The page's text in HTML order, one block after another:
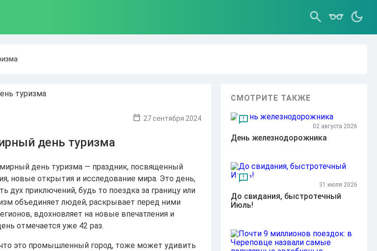
27 сентября 2024
день туризма
день туризма — праздник, посвященный
новые открытия и исследование мира. Это день,
дух приключений, будь то поездка за границу или
объединяет людей, раскрывает перед ними
вдохновляет на новые впечатления и
отмечается уже 42 раз.
это промышленный город, тоже может удивить
СМОТРИТЕ ТАКЖЕ
02 августа 2026
День железнодорожника
31 июля 2026
До свидания, быстротечный
Июль!